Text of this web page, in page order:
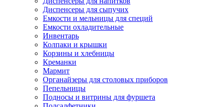
Диспенсеры для сыпучих
Емкости и мельницы для специй
Емкости охладительные
Инвентарь
Колпаки и крышки
Корзины и хлебницы
Креманки
Мармит
Органайзеры для столовых приборов
Пепельницы
Подносы и витрины для фуршета